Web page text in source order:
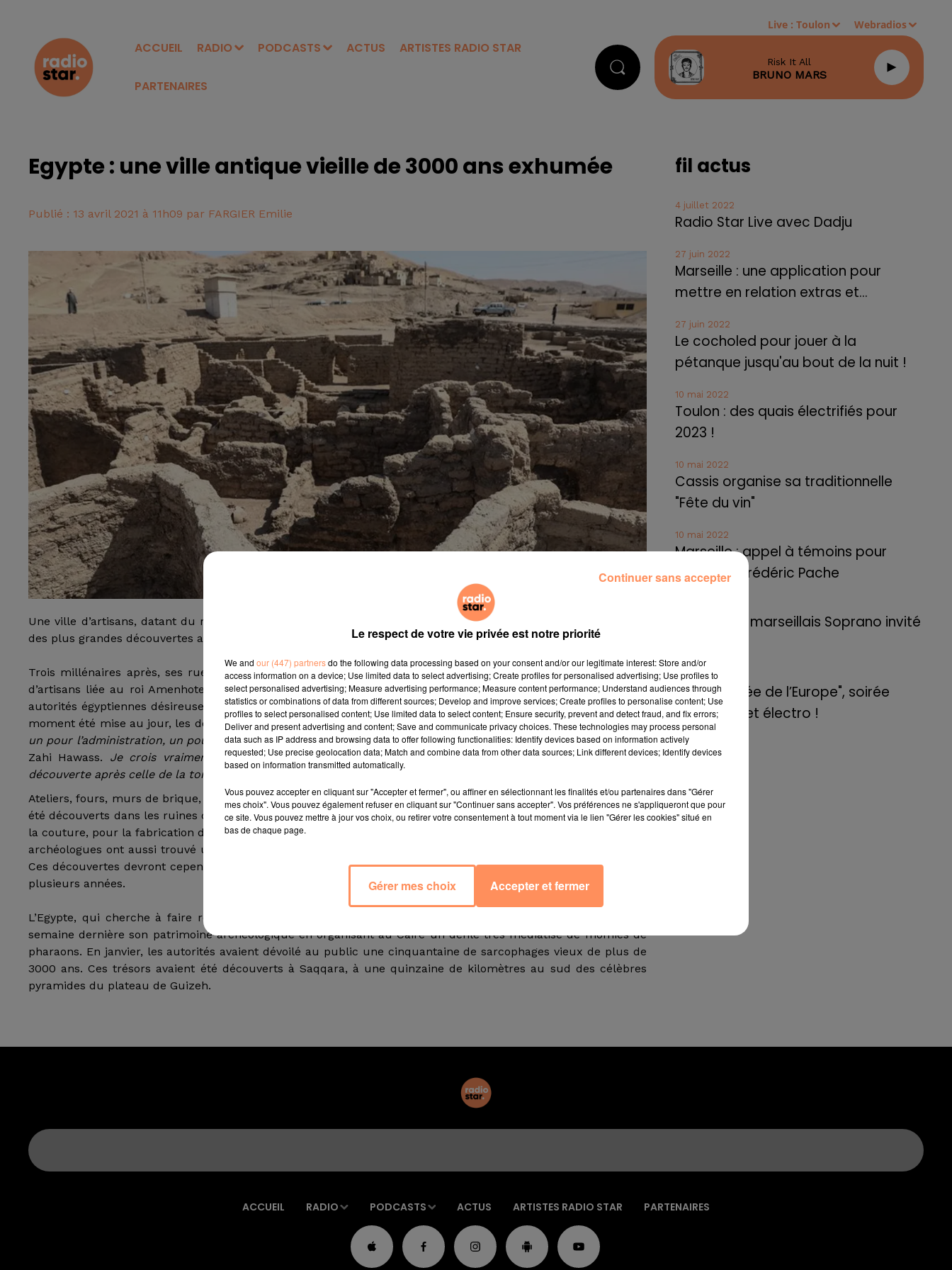
ACCUEIL RADIO PODCASTS ACTUS ARTISTES RADIO STAR
PARTENAIRES
Live :Toulon Webradios
Risk It All
BRUNO MARS
Egypte : une ville antique vieille de 3000 ans exhumée
Publié : 13 avril 2021 à 11h09 par FARGIER Emilie
Une ville d’artisans, datant du roi Amenhotep III, a été mise au jour près de Louxor, en Egypte. Ce serait l’une
des plus grandes découvertes après celle de la tombe de Toutânkhamon en 1922.
Trois millénaires après, ses rues sont encore dessinées et nombre de ses murs sont encore debout. La ville
d’artisans liée au roi Amenhotep III, datant de plus de 3000 ans, a été présentée samedi à la presse par les
autorités égyptiennes désireuses de promouvoir le tourisme culturel. Si une seule portion de la ville a pour le
moment été mise au jour, les découvertes sont déjà exceptionnelles."Nous avons trouvé trois grands quartiers,
un pour l’administration, un pour que les ouvriers dorment, un pour l’industrie,explique l’archéologue égyptien
Zahi Hawass. Je crois vraiment, comme beaucoup d’égyptologues, que cette ville est la plus importante
découverte après celle de la tombe de Toutânkhamon sur la rive ouest de Louxor."
Ateliers, fours, murs de brique, poteries et bijoux... De nombreux objets ainsi que des sépultures d’animaux ont
été découverts dans les ruines des bâtiments. Parmi les autres découvertes, l’archéologue cite "un endroit pour
la couture, pour la fabrication de sandales", ainsi que des "moules pour les amulettes" et de petites statues. Les
archéologues ont aussi trouvé un "grand poisson recouvert d’or" qui était peut-être vénéré, selon Zahi Hawass.
Ces découvertes devront cependant encore être analysées tandis que les fouilles pourraient se poursuivre sur
plusieurs années.
L’Egypte, qui cherche à faire revenir les touristes après des années d’instabilité, avait déjà mis en valeur la
semaine dernière son patrimoine archéologique en organisant au Caire un défilé très médiatisé de momies de
pharaons. En janvier, les autorités avaient dévoilé au public une cinquantaine de sarcophages vieux de plus de
3000 ans. Ces trésors avaient été découverts à Saqqara, à une quinzaine de kilomètres au sud des célèbres
pyramides du plateau de Guizeh.
fil actus
4 juillet 2022
Radio Star Live avec Dadju
27 juin 2022
Marseille : une application pour
mettre en relation extras et...
27 juin 2022
Le cocholed pour jouer à la
pétanque jusqu'au bout de la nuit !
10 mai 2022
Toulon : des quais électrifiés pour
2023 !
10 mai 2022
Cassis organise sa traditionnelle
"Fête du vin"
10 mai 2022
Marseille : appel à témoins pour
retrouver Frédéric Pache
Le rappeur marseillais Soprano invité
8 mai 2022
Aix : "Journée de l’Europe", soirée
danse et set électro !
ACCUEIL RADIO PODCASTS ACTUS ARTISTES RADIO STAR PARTENAIRES
Le respect de votre vie privée est notre priorité
We and our (447) partnersdo the following data processing based on your consent and/or our legitimate interest: Store and/or
access information on a device; Use limited data to select advertising; Create profiles for personalised advertising; Use profiles to
select personalised advertising; Measure advertising performance; Measure content performance; Understand audiences through
statistics or combinations of data from different sources; Develop and improve services; Create profiles to personalise content; Use
profiles to select personalised content; Use limited data to select content; Ensure security, prevent and detect fraud, and fix errors;
Deliver and present advertising and content; Save and communicate privacy choices. These technologies may process personal
data such as IP address and browsing data to offer following functionalities: Identify devices based on information actively
requested; Use precise geolocation data; Match and combine data from other data sources; Link different devices; Identify devices
based on information transmitted automatically.
Vous pouvez accepter en cliquant sur "Accepter et fermer", ou affiner en sélectionnant les finalités et/ou partenaires dans "Gérer
mes choix". Vous pouvez également refuser en cliquant sur "Continuer sans accepter". Vos préférences ne s'appliqueront que pour
ce site. Vous pouvez mettre à jour vos choix, ou retirer votre consentement à tout moment via le lien "Gérer les cookies" situé en
bas de chaque page.
Gérer mes choix Accepter et fermer
Continuer sans accepter